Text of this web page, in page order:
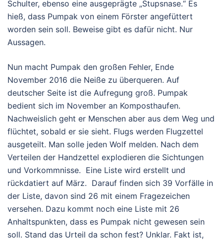
Schulter, ebenso eine ausgeprägte „Stupsnase.“ Es
hieß, dass Pumpak von einem Förster angefüttert
worden sein soll. Beweise gibt es dafür nicht. Nur
Aussagen.
Nun macht Pumpak den großen Fehler, Ende
November 2016 die Neiße zu überqueren. Auf
deutscher Seite ist die Aufregung groß. Pumpak
bedient sich im November an Komposthaufen.
Nachweislich geht er Menschen aber aus dem Weg und
flüchtet, sobald er sie sieht. Flugs werden Flugzettel
ausgeteilt. Man solle jeden Wolf melden. Nach dem
Verteilen der Handzettel explodieren die Sichtungen
und Vorkommnisse. Eine Liste wird erstellt und
rückdatiert auf März. Darauf finden sich 39 Vorfälle in
der Liste, davon sind 26 mit einem Fragezeichen
versehen. Dazu kommt noch eine Liste mit 26
Anhaltspunkten, dass es Pumpak nicht gewesen sein
soll. Stand das Urteil da schon fest? Unklar. Fakt ist,